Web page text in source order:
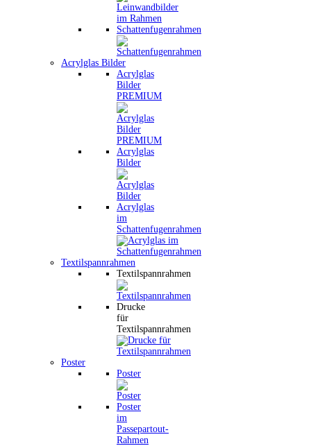
Schattenfugenrahmen
Acrylglas Bilder
Acrylglas
Bilder
PREMIUM
Acrylglas
Bilder
Acrylglas
im
Schattenfugenrahmen
Textilspannrahmen
Textilspannrahmen
Drucke
für
Textilspannrahmen
Poster
Poster
Poster
im
Passepartout-
Rahmen